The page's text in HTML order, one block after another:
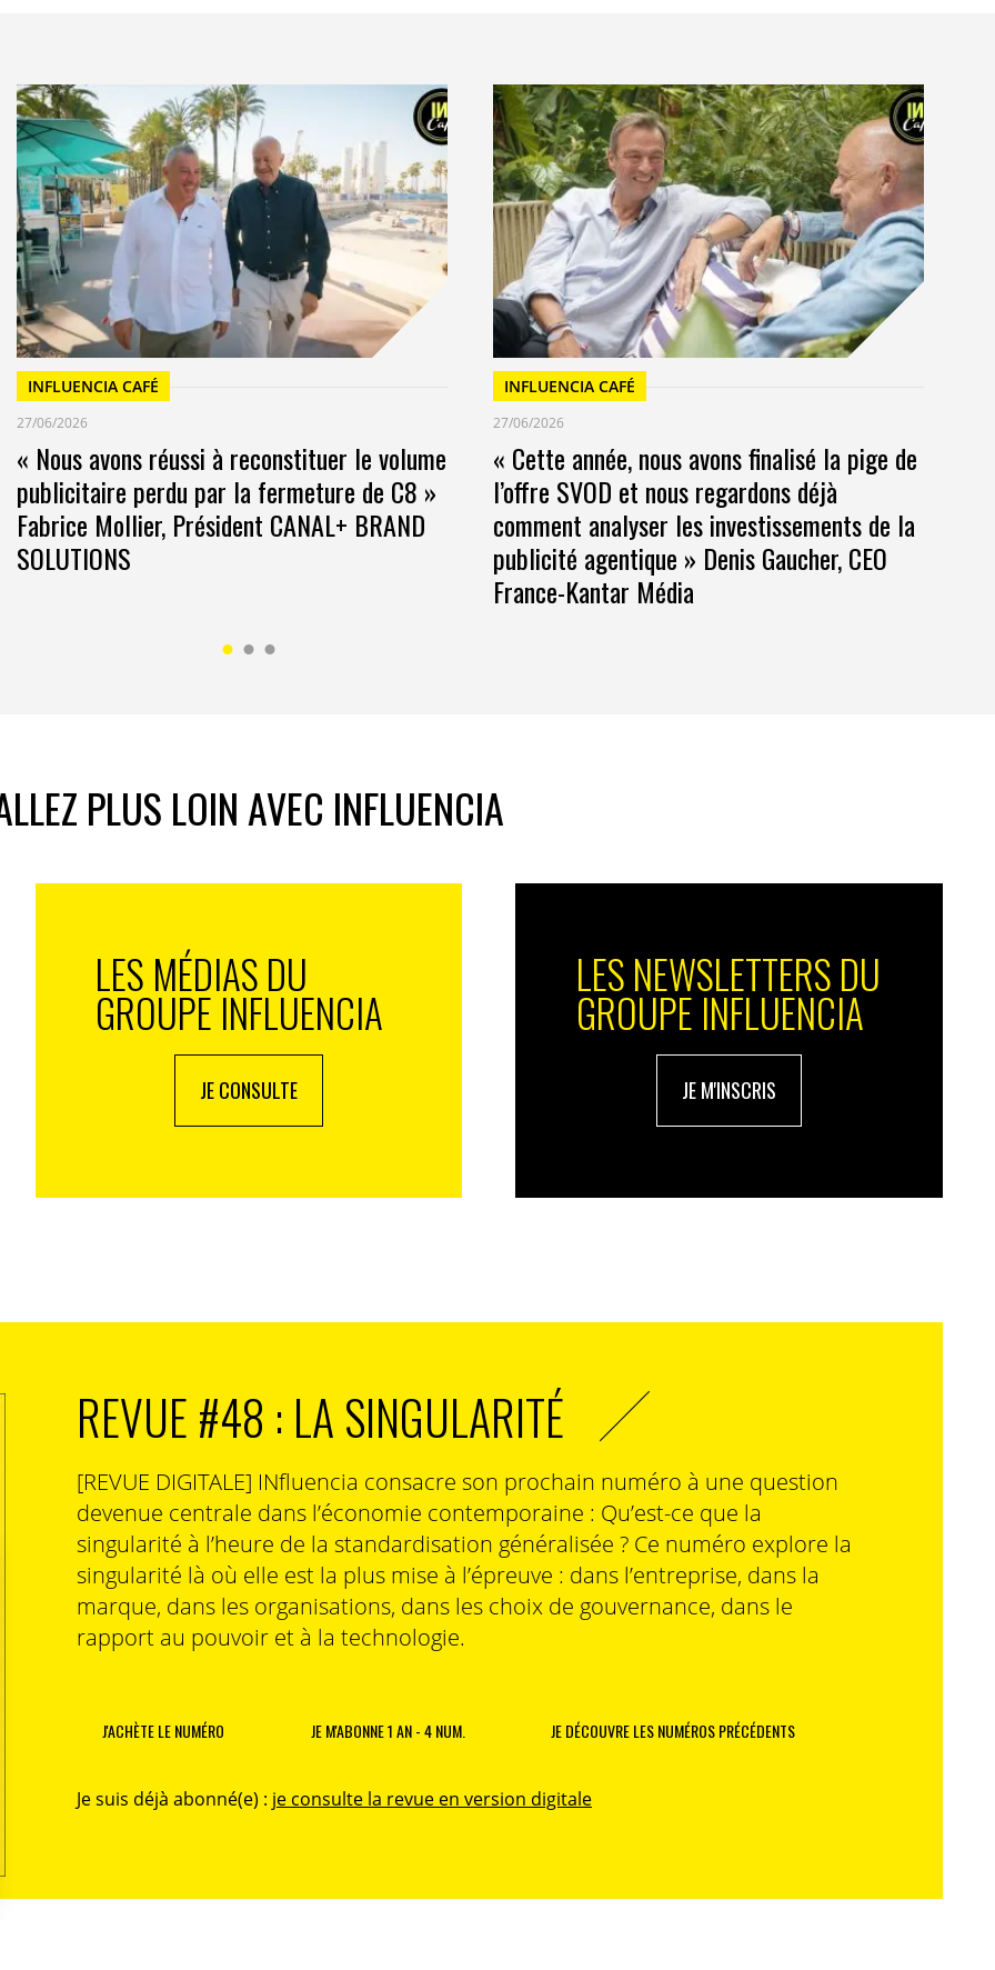
les États-Unis ou l’Espagne. Point de départ
montrent chacune de ces significations.
sur les réseaux sociaux se faisaient
lequel nous vivons, il nous a semblé
de manière transversale. C’est une campagne
aux trois langues (espagnol, anglais et
différents », déclare Jaime Valverde, directeur des
et manager de Rafa Nadal, qui gère l’image
Cette bombe publicitaire a incarné ou vend
à Kia, à Telefónica, à Heliocare, et tout récemment
Forbes estime sa fortune à 36 Millions pour cette
INFLUENCIA CAFÉ
27/06/2026
« Nous avons réussi à reconstituer le volume
publicitaire perdu par la fermeture de C8 »
Fabrice Mollier, Président CANAL+ BRAND
SOLUTIONS
INFLUENCIA CAFÉ
27/06/2026
« Cette année, nous avons finalisé la pige de
l’offre SVOD et nous regardons déjà
comment analyser les investissements de la
publicité agentique » Denis Gaucher, CEO
France-Kantar Média
PLUS LOIN AVEC INFLUENCIA
LES MÉDIAS DU
GROUPE INFLUENCIA
JE CONSULTE
LES NEWSLETTERS DU
GROUPE INFLUENCIA
JE M'INSCRIS
REVUE #48 : LA SINGULARITÉ
[REVUE DIGITALE] INfluencia consacre son prochain numéro à une question
devenue centrale dans l’économie contemporaine : Qu’est-ce que la
singularité à l’heure de la standardisation généralisée ? Ce numéro explore la
singularité là où elle est la plus mise à l’épreuve : dans l’entreprise, dans la
marque, dans les organisations, dans les choix de gouvernance, dans le
rapport au pouvoir et à la technologie.
J'ACHÈTE LE NUMÉRO JE M'ABONNE 1 AN - 4 NUM. JE DÉCOUVRE LES NUMÉROS PRÉCÉDENTS
Je suis déjà abonné(e) : je consulte la revue en version digitale